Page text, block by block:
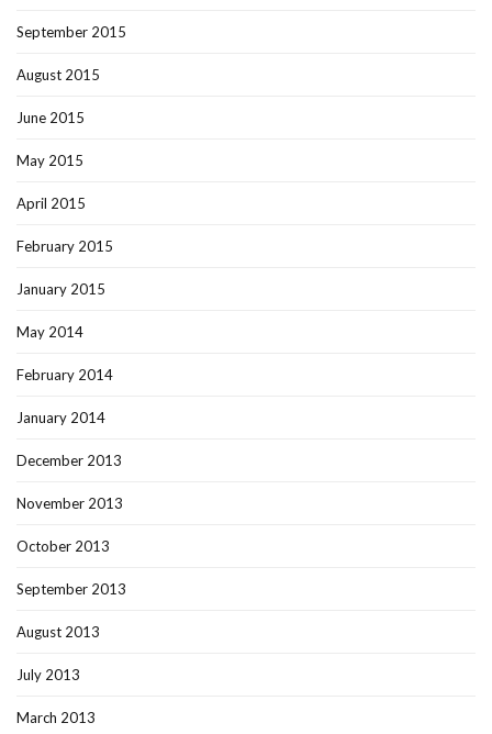
September 2015
August 2015
June 2015
May 2015
April 2015
February 2015
January 2015
May 2014
February 2014
January 2014
December 2013
November 2013
October 2013
September 2013
August 2013
July 2013
March 2013